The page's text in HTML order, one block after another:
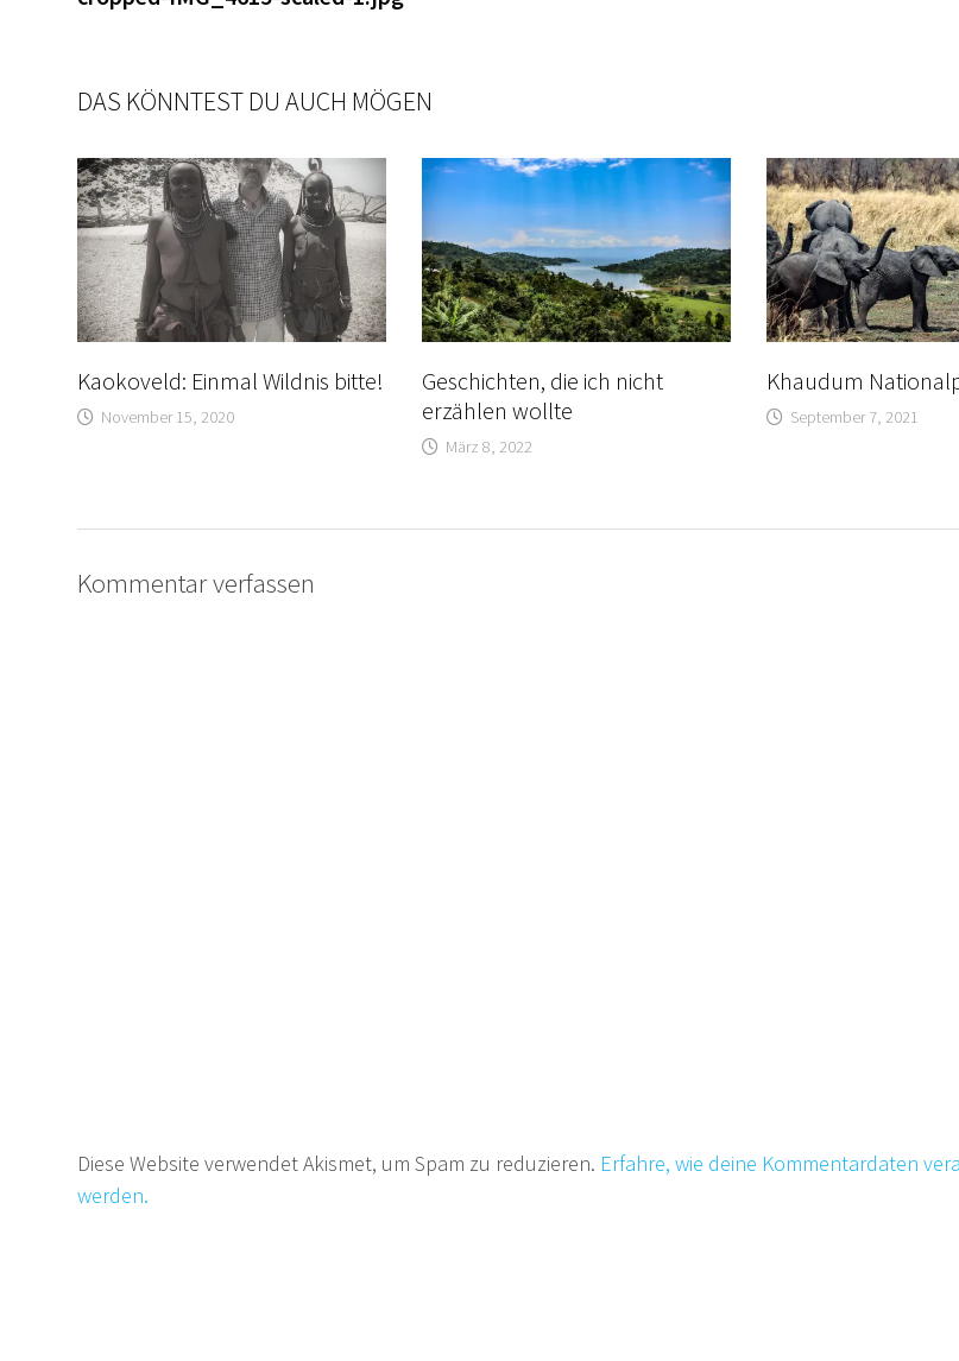
DAS KÖNNTEST DU AUCH MÖGEN
Kaokoveld: Einmal Wildnis bitte!
November 15, 2020
Geschichten, die ich nicht
erzählen wollte
März 8, 2022
Khaudum
September 7, 2021
Kommentar verfassen
Diese Website verwendet Akismet, um Spam zu reduzieren. Erfahre, wie deine Kommentardaten
werden.